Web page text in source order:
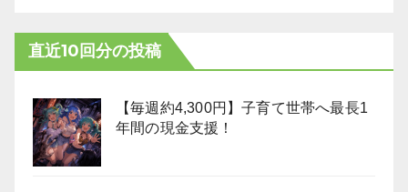
直近10回分の投稿
【毎週約4,300円】子育て世帯へ最長1
年間の現金支援！